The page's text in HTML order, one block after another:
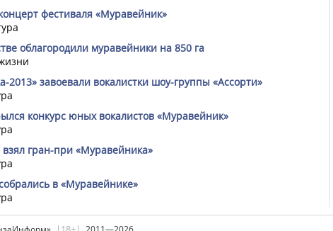
фестиваля «Муравейник»
облагородили муравейники на 850 га
завоевали вокалистки шоу-группы «Ассорти»
конкурс юных вокалистов «Муравейник»
гран-при «Муравейника»
в «Муравейнике»